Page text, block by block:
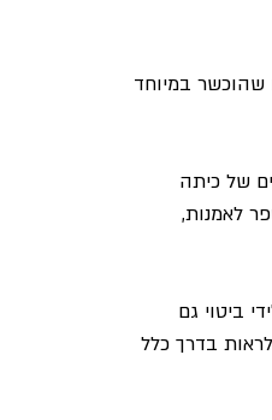
שהוכשר במיוחד
של כיתה
לאמנות,
ביטוי גם
בדרך כלל